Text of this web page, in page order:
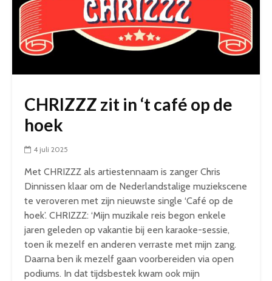
CHRIZZZ zit in ‘t café op de
hoek
4 juli 2025
Met CHRIZZZ als artiestennaam is zanger Chris
Dinnissen klaar om de Nederlandstalige muziekscene
te veroveren met zijn nieuwste single ‘Café op de
hoek’. CHRIZZZ: ‘Mijn muzikale reis begon enkele
jaren geleden op vakantie bij een karaoke-sessie,
toen ik mezelf en anderen verraste met mijn zang.
Daarna ben ik mezelf gaan voorbereiden via open
podiums. In dat tijdsbestek kwam ook mijn